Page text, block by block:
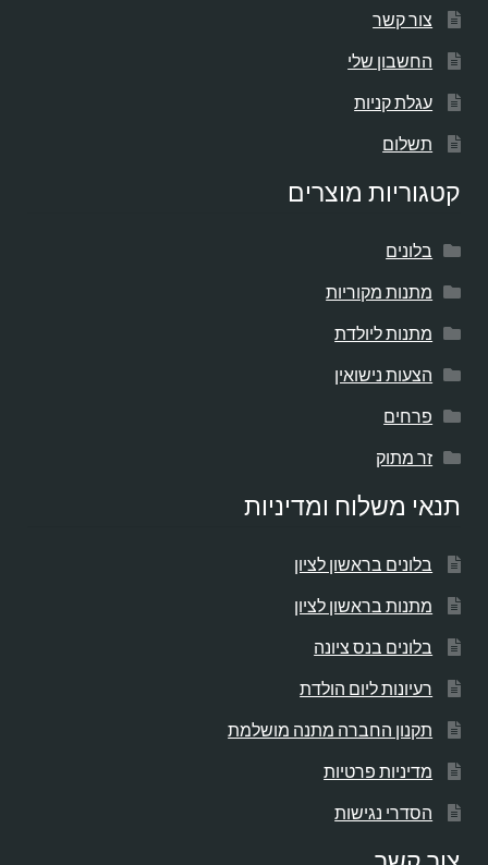
צור קשר
החשבון שלי
עגלת קניות
תשלום
קטגוריות מוצרים
בלונים
מתנות מקוריות
מתנות ליולדת
הצעות נישואין
פרחים
זר מתוק
תנאי משלוח ומדיניות
בלונים בראשון לציון
מתנות בראשון לציון
בלונים בנס ציונה
רעיונות ליום הולדת
תקנון החברה מתנה מושלמת
מדיניות פרטיות
הסדרי נגישות